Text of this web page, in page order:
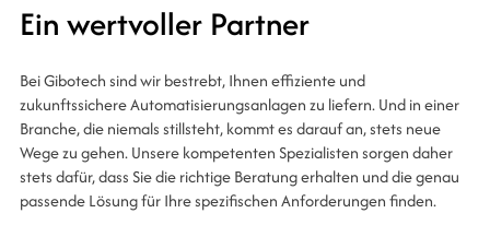
Ein wertvoller Partner
Bei Gibotech sind wir bestrebt, Ihnen effiziente und
zukunftssichere Automatisierungsanlagen zu liefern. Und in einer
Branche, die niemals stillsteht, kommt es darauf an, stets neue
Wege zu gehen. Unsere kompetenten Spezialisten sorgen daher
stets dafür, dass Sie die richtige Beratung erhalten und die genau
passende Lösung für Ihre spezifischen Anforderungen finden.